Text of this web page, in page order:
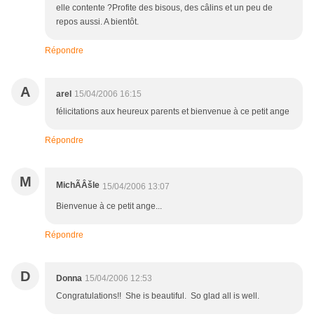
elle contente ?Profite des bisous, des câlins et un peu de
repos aussi. A bientôt.
Répondre
A arel 15/04/2006 16:15
félicitations aux heureux parents et bienvenue à ce petit ange
Répondre
M MichÃÂšle 15/04/2006 13:07
Bienvenue à ce petit ange...
Répondre
D Donna 15/04/2006 12:53
Congratulations!! She is beautiful. So glad all is well.